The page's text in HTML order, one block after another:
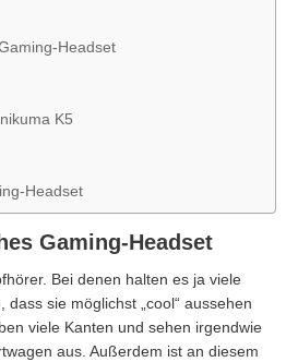
Headset
K5
Headset
Gaming-Headset
Bei denen halten es ja viele
dass sie möglichst „cool“ aussehen
viele Kanten und sehen irgendwie
aus. Außerdem ist an diesem